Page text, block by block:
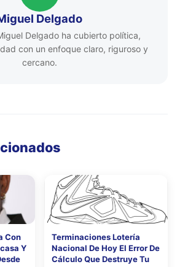
Delgado
Delgado ha cubierto política,
con un enfoque claro, riguroso y
cercano.
Con
Y
Terminaciones Lotería
Nacional De Hoy El Error De
Cálculo Que Destruye Tu